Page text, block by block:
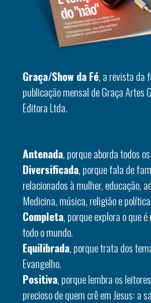
Graça/Show da Fé, a revista da
publicação mensal de Graça Artes
Editora Ltda.
Antenada, porque aborda todos
Diversificada, porque fala de
relacionados à mulher, educação,
Medicina, música, religião e
Completa, porque explora o que
todo o mundo.
Equilibrada, porque trata dos
Evangelho.
Positiva, porque lembra os
precioso de quem crê em Jesus: a